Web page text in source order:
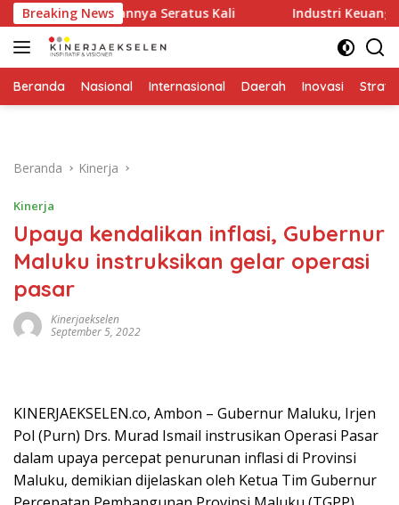
Langsung
ke
konten
Breaking NewsSeratus Kali Industri Keuangan
Beranda Nasional Internasional Daerah Inovasi
Beranda Kinerja
Kinerja
Upaya kendalikan inflasi, Gubernur
Maluku instruksikan gelar operasi
pasar
Kinerjaekselen
September 5, 2022
KINERJAEKSELEN.co, Ambon – Gubernur Maluku, Irjen
Pol (Purn) Drs. Murad Ismail instrusikan Operasi Pasar
dalam upaya percepat penurunan inflasi di Provinsi
Maluku, demikian dijelaskan oleh Ketua Tim Gubernur